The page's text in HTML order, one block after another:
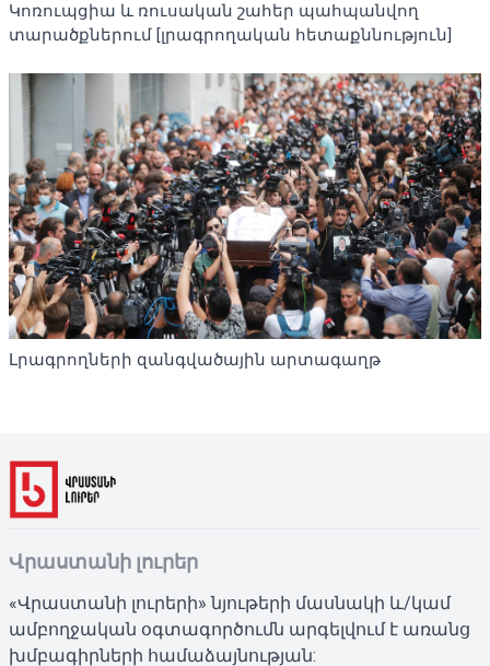
Կոռուպցիա և ռուսական շահեր պահպանվող
տարածքներում [լրագրողական հետաքննություն]
Լրագրողների զանգվածային արտագաղթ
Վրաստանի լուրեր
«Վրաստանի լուրերի» նյութերի մասնակի և/կամ
ամբողջական օգտագործումն արգելվում է առանց
խմբագիրների համաձայնության: